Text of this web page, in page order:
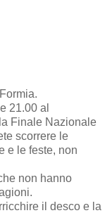
21.00 al
Finale Nazionale
scorrere le
e le feste, non
non hanno
il desco e la